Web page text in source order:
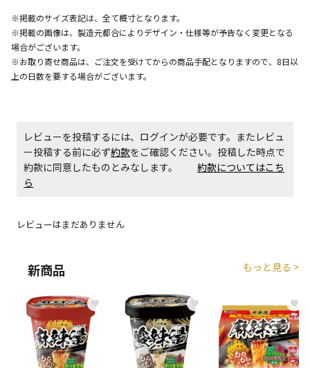
エアコンの取付工事が必要な商品です。別途費用が発
生する場合がございます。
※掲載のサイズ表記は、全て概寸となります。
※掲載の画像は、製造元都合によりデザイン・仕様等が予告なく変更となる
場合がございます。
※お取り寄せ商品は、ご注文を受けてからの商品手配となりますので、8日以
上の日数を要する場合がございます。
レビューを投稿するには、ログインが必要です。またレビュ
ー投稿する前に必ず約款をご確認ください。投稿した時点で
約款に同意したものとみなします。 約款についてはこち
ら
レビューはまだありません
新商品 もっと見る >
♥ ♥ ♥